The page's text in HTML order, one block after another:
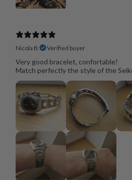
Nicola B. Verified buyer
Very good bracelet, confortable!
Match perfectly the style of the